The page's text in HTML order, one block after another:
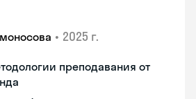
• 2025 г.
преподавания от